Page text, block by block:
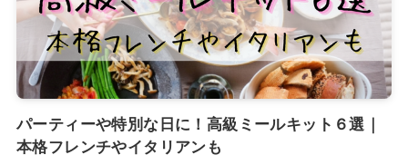
パーティーや特別な日に！高級ミールキット６選｜
本格フレンチやイタリアンも